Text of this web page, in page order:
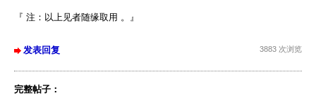
『 注：以上见者随缘取用 。』
发表回复 3883 次浏览
完整帖子：